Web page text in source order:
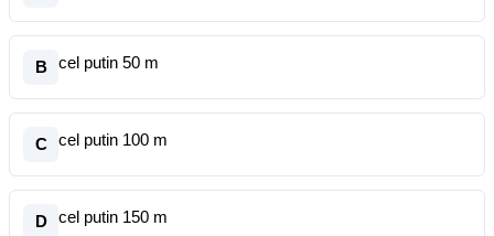
B cel putin 50 m
C cel putin 100 m
D cel putin 150 m